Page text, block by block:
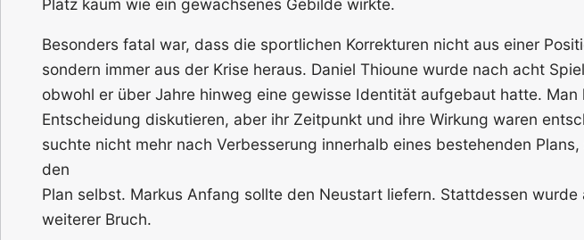
Platz kaum wie ein gewachsenes Gebilde wirkte.
Besonders fatal war, dass die sportlichen Korrekturen nicht aus einer
sondern immer aus der Krise heraus. Daniel Thioune wurde nach acht
obwohl er über Jahre hinweg eine gewisse Identität aufgebaut hatte. Man
Entscheidung diskutieren, aber ihr Zeitpunkt und ihre Wirkung waren
suchte nicht mehr nach Verbesserung innerhalb eines bestehenden
den
Plan selbst. Markus Anfang sollte den Neustart liefern. Stattdessen
weiterer Bruch.